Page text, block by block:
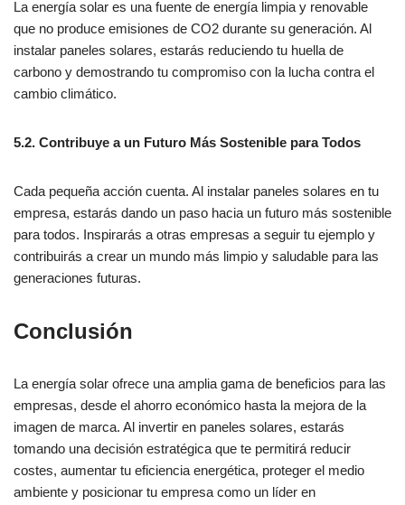
La energía solar es una fuente de energía limpia y renovable
que no produce emisiones de CO2 durante su generación. Al
instalar paneles solares, estarás reduciendo tu huella de
carbono y demostrando tu compromiso con la lucha contra el
cambio climático.
5.2. Contribuye a un Futuro Más Sostenible para Todos
Cada pequeña acción cuenta. Al instalar paneles solares en tu
empresa, estarás dando un paso hacia un futuro más sostenible
para todos. Inspirarás a otras empresas a seguir tu ejemplo y
contribuirás a crear un mundo más limpio y saludable para las
generaciones futuras.
Conclusión
La energía solar ofrece una amplia gama de beneficios para las
empresas, desde el ahorro económico hasta la mejora de la
imagen de marca. Al invertir en paneles solares, estarás
tomando una decisión estratégica que te permitirá reducir
costes, aumentar tu eficiencia energética, proteger el medio
ambiente y posicionar tu empresa como un líder en